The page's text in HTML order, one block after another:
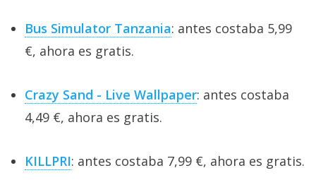
Bus Simulator Tanzania: antes costaba 5,99
€, ahora es gratis.
Crazy Sand - Live Wallpaper: antes costaba
4,49 €, ahora es gratis.
KILLPRI: antes costaba 7,99 €, ahora es gratis.